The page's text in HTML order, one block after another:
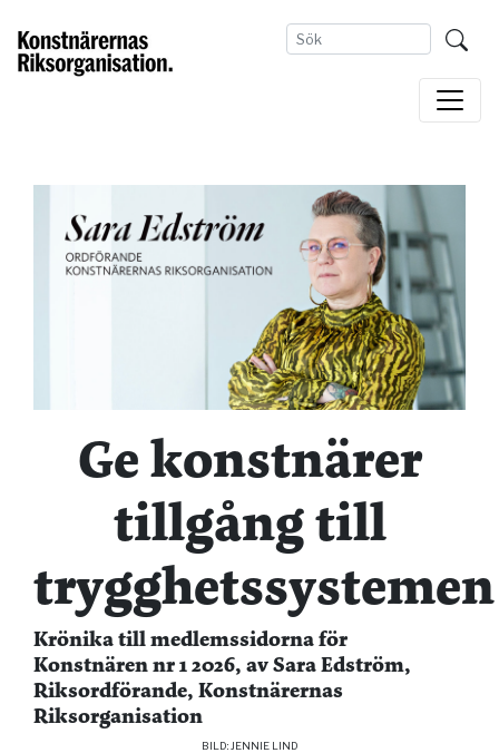
Ge konstnärer
tillgång till
trygghetssystemen
Krönika till medlemssidorna för
Konstnären nr 1 2026, av Sara Edström,
Riksordförande, Konstnärernas
Riksorganisation
BILD: JENNIE LIND